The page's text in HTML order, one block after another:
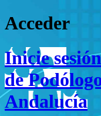
Acceder
Inicie
de
Andalucía